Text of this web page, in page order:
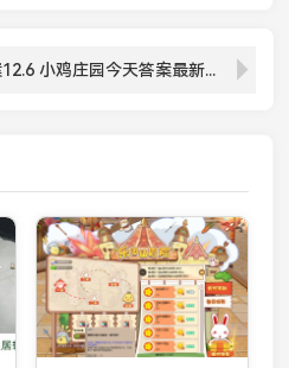
小鸡庄园今天答案12.6 小鸡庄园今天答案最新正确答案2024